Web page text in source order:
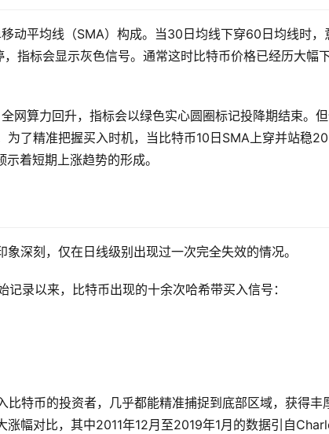
动平均线（SMA）构成。当30日均线下穿60日均线时，
指标会显示灰色信号。通常这时比特币价格已经历大幅
网算力回升，指标会以绿色实心圆圈标记投降期结束。
了精准把握买入时机，当比特币10日SMA上穿并站稳20
着短期上涨趋势的形成。
深刻，仅在日线级别出现过一次完全失效的情况。
录以来，比特币出现的十余次哈希带买入信号：
特币的投资者，几乎都能精准捕捉到底部区域，获得丰
幅对比，其中2011年12月至2019年1月的数据引自